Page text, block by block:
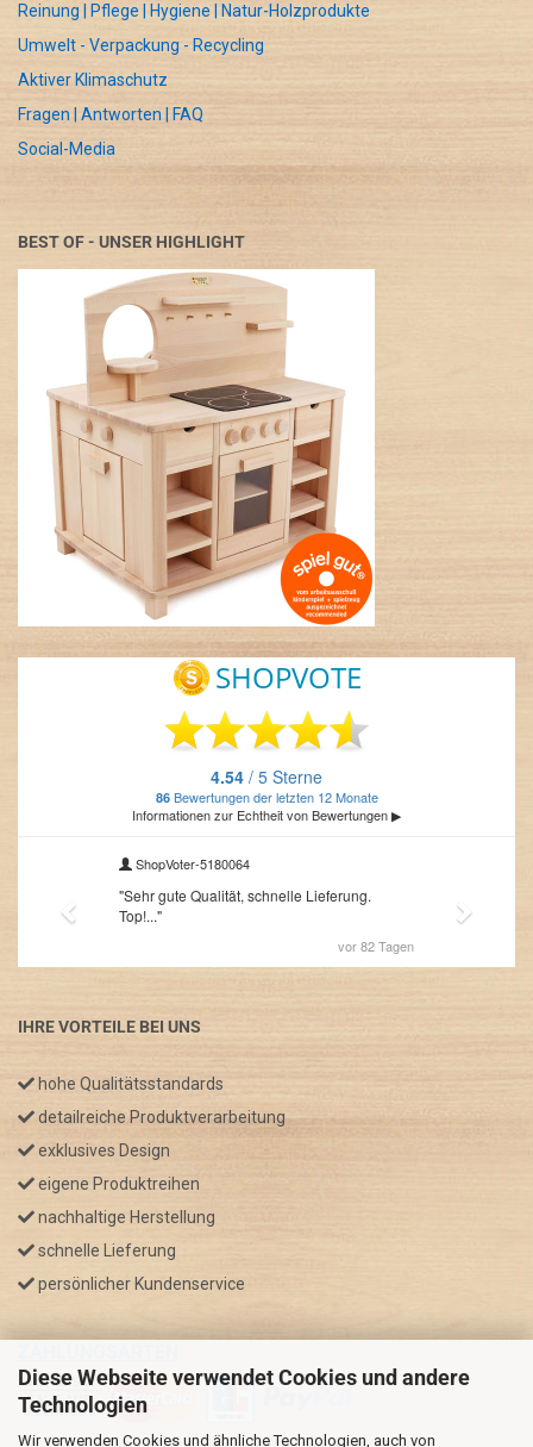
Diese Webseite verwendet Cookies und andere
Technologien
Wir verwenden Cookies und ähnliche Technologien, auch von
Reinung | Pflege | Hygiene | Natur-Holzprodukte
Umwelt - Verpackung - Recycling
Aktiver Klimaschutz
Fragen | Antworten | FAQ
Social-Media
BEST OF - UNSER HIGHLIGHT
IHRE VORTEILE BEI UNS
hohe Qualitätsstandards
detailreiche Produktverarbeitung
exklusives Design
eigene Produktreihen
nachhaltige Herstellung
schnelle Lieferung
persönlicher Kundenservice